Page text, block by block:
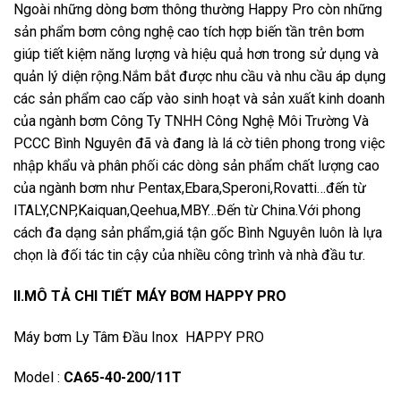
Ngoài những dòng bơm thông thường Happy Pro còn những
sản phẩm bơm công nghệ cao tích hợp biến tần trên bơm
giúp tiết kiệm năng lượng và hiệu quả hơn trong sử dụng và
quản lý diện rộng.Nắm bắt được nhu cầu và nhu cầu áp dụng
các sản phẩm cao cấp vào sinh hoạt và sản xuất kinh doanh
của ngành bơm Công Ty TNHH Công Nghệ Môi Trường Và
PCCC Bình Nguyên đã và đang là lá cờ tiên phong trong việc
nhập khẩu và phân phối các dòng sản phẩm chất lượng cao
của ngành bơm như Pentax,Ebara,Speroni,Rovatti…đến từ
ITALY,CNP,Kaiquan,Qeehua,MBY…Đến từ China.Với phong
cách đa dạng sản phẩm,giá tận gốc Bình Nguyên luôn là lựa
chọn là đối tác tin cậy của nhiều công trình và nhà đầu tư.
II.MÔ TẢ CHI TIẾT MÁY BƠM HAPPY PRO
Máy bơm Ly Tâm Đầu Inox HAPPY PRO
Model : CA65-40-200/11T